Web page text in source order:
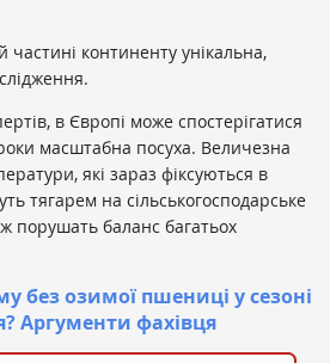
частині континенту унікальна,
в Європі може спостерігатися
масштабна посуха. Величезна
які зараз фіксуються в
тягарем на сільськогосподарське
порушать баланс багатьох
без озимої пшениці у сезоні
Аргументи фахівця